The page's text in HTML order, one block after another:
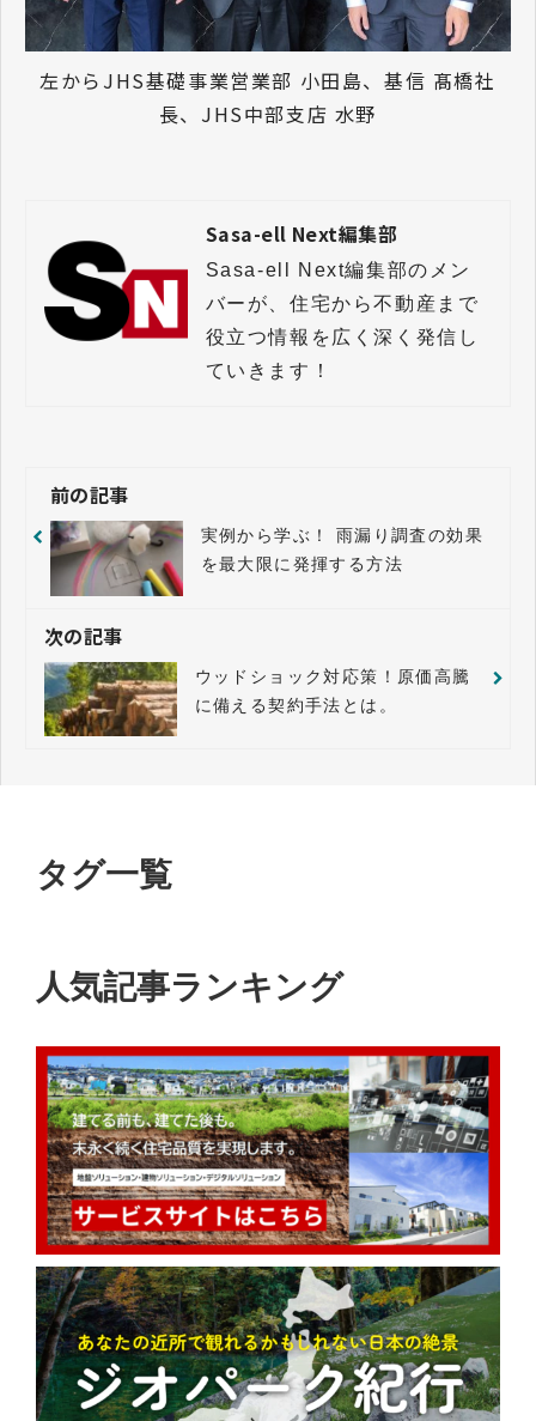
左からJHS基礎事業営業部 小田島、基信 髙橋社
長、JHS中部支店 水野
Sasa-ell Next編集部
Sasa-ell Next編集部のメン
バーが、住宅から不動産まで
役立つ情報を広く深く発信し
前の記事
実例から学ぶ！ 雨漏り調査の効果
を最大限に発揮する方法
次の記事
ウッドショック対応策！原価高騰
に備える契約手法とは。
タグ一覧
人気記事ランキング